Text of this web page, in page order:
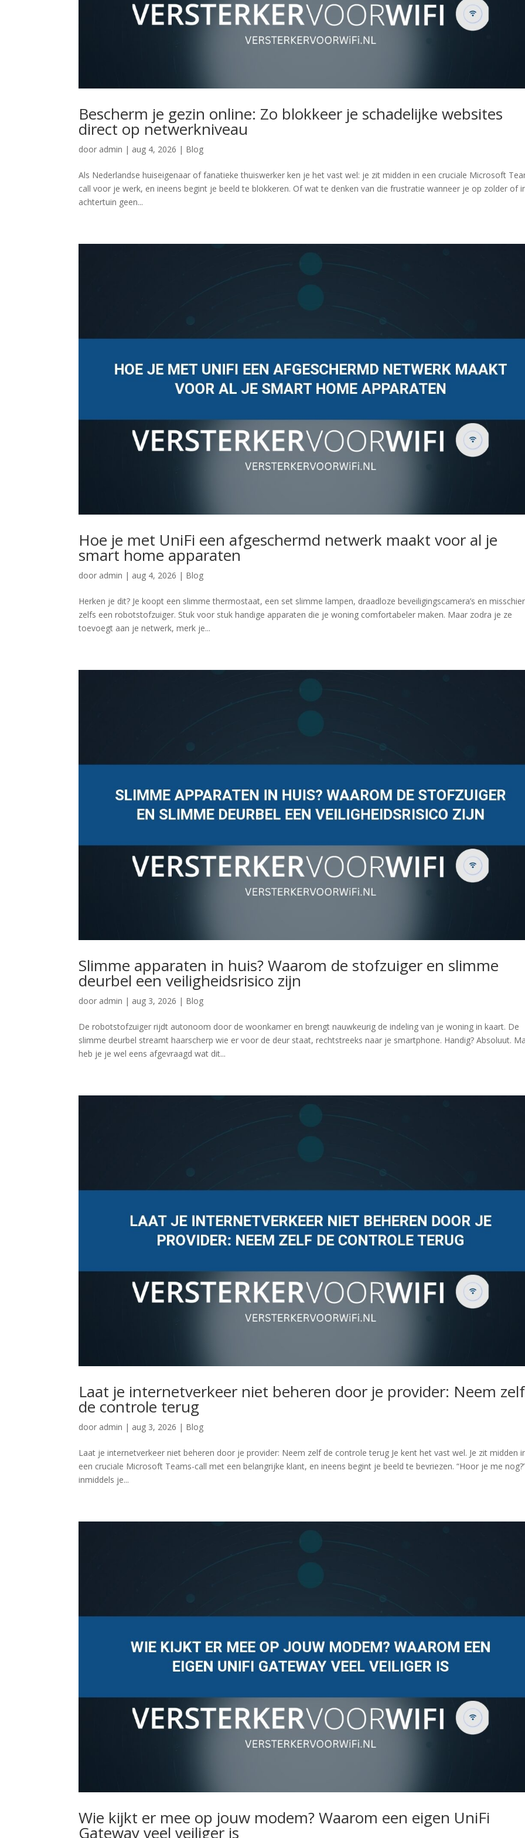
Bescherm je gezin online: Zo blokkeer je schadelijke websites
direct op netwerkniveau
door admin | aug 4, 2026 | Blog
Als Nederlandse huiseigenaar of fanatieke thuiswerker ken je het vast wel: je zit midden in een cruciale Microsoft
call voor je werk, en ineens begint je beeld te blokkeren. Of wat te denken van die frustratie wanneer je op zolder of
achtertuin geen...
Hoe je met UniFi een afgeschermd netwerk maakt voor al je
smart home apparaten
door admin | aug 4, 2026 | Blog
Herken je dit? Je koopt een slimme thermostaat, een set slimme lampen, draadloze beveiligingscamera’s en
zelfs een robotstofzuiger. Stuk voor stuk handige apparaten die je woning comfortabeler maken. Maar zodra je ze
toevoegt aan je netwerk, merk je...
Slimme apparaten in huis? Waarom de stofzuiger en slimme
deurbel een veiligheidsrisico zijn
door admin | aug 3, 2026 | Blog
De robotstofzuiger rijdt autonoom door de woonkamer en brengt nauwkeurig de indeling van je woning in kaart. De
slimme deurbel streamt haarscherp wie er voor de deur staat, rechtstreeks naar je smartphone. Handig? Absoluut.
heb je je wel eens afgevraagd wat dit...
Laat je internetverkeer niet beheren door je provider: Neem zelf
de controle terug
door admin | aug 3, 2026 | Blog
Laat je internetverkeer niet beheren door je provider: Neem zelf de controle terug Je kent het vast wel. Je zit midden
een cruciale Microsoft Teams-call met een belangrijke klant, en ineens begint je beeld te bevriezen. “Hoor je me
inmiddels je...
Wie kijkt er mee op jouw modem? Waarom een eigen UniFi
Gateway veel veiliger is